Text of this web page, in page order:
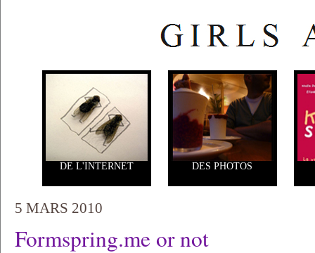
DE L'INTERNET DES PHOTOS
5 MARS 2010
Formspring.me or not